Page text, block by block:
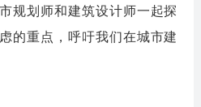
规划师和建筑设计师一起探
的重点，呼吁我们在城市建